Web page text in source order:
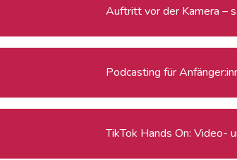
Auftritt vor der Kamera –
Podcasting für
TikTok Hands On: Video-